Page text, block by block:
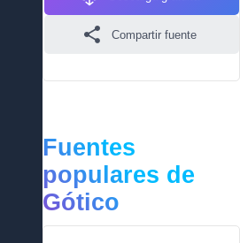
Compartir fuente
Fuentes
populares de
Gótico